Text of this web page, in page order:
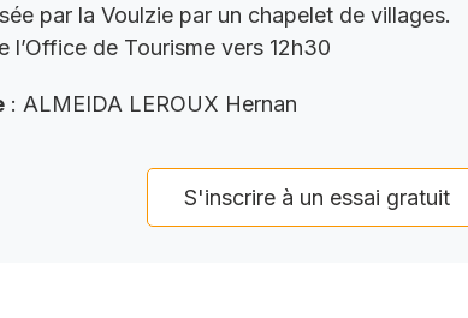
par la Voulzie par un chapelet de villages.
l’Office de Tourisme vers 12h30
: ALMEIDA LEROUX Hernan
S'inscrire à un essai gratuit